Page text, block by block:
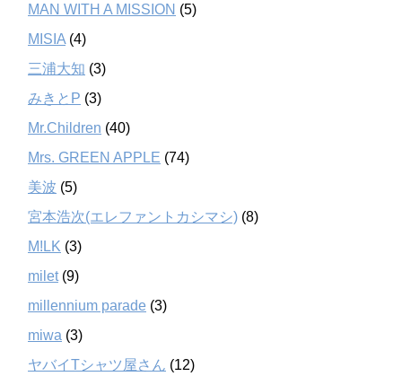
MAN WITH A MISSION (5)
MISIA (4)
三浦大知 (3)
みきとP (3)
Mr.Children (40)
Mrs. GREEN APPLE (74)
美波 (5)
宮本浩次(エレファントカシマシ) (8)
M!LK (3)
milet(9)
millennium parade (3)
miwa (3)
ヤバイTシャツ屋さん (12)